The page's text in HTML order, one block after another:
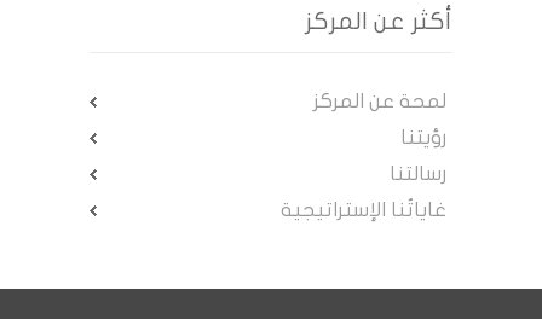
أكثر عن المركز
لمحة عن المركز
رؤيتنا
رسالتنا
غاياتُنا الإستراتيجية